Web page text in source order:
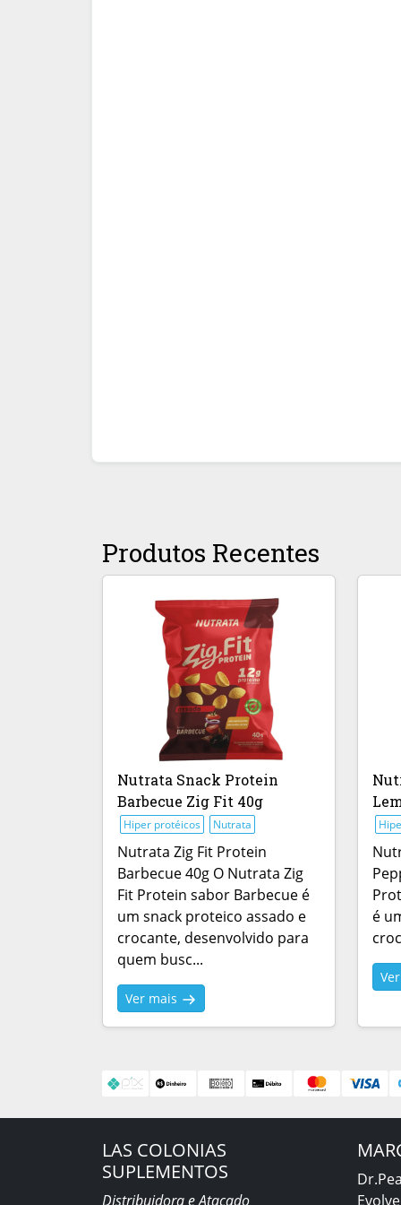
Produtos Recentes
Nutrata Snack Protein
Barbecue Zig Fit 40g
Hiper protéicos Nutrata
Nutrata Zig Fit Protein
Barbecue 40g O Nutrata Zig
Fit Protein sabor Barbecue é
um snack proteico assado e
crocante, desenvolvido para
quem busc...
Ver mais
é
LAS COLONIAS
SUPLEMENTOS
Distribuidora e Atacado
Evolve